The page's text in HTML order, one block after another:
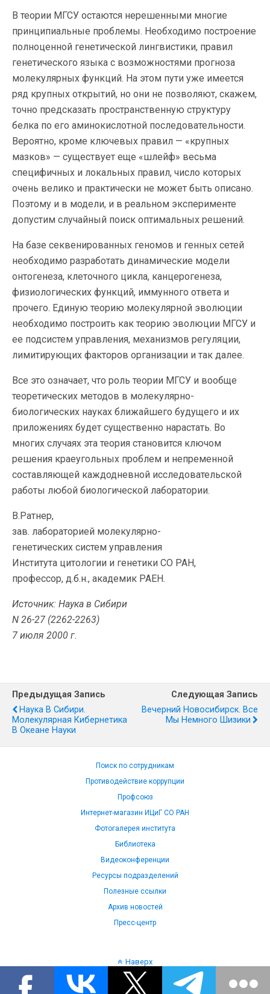
В теории МГСУ остаются нерешенными многие
принципиальные проблемы. Необходимо построение
полноценной генетической лингвистики, правил
генетического языка с возможностями прогноза
молекулярных функций. На этом пути уже имеется
ряд крупных открытий, но они не позволяют, скажем,
точно предсказать пространственную структуру
белка по его аминокислотной последовательности.
Вероятно, кроме ключевых правил — «крупных
мазков» — существует еще «шлейф» весьма
специфичных и локальных правил, число которых
очень велико и практически не может быть описано.
Поэтому и в модели, и в реальном эксперименте
допустим случайный поиск оптимальных решений.
На базе секвенированных геномов и генных сетей
необходимо разработать динамические модели
онтогенеза, клеточного цикла, канцерогенеза,
физиологических функций, иммунного ответа и
прочего. Единую теорию молекулярной эволюции
необходимо построить как теорию эволюции МГСУ и
ее подсистем управления, механизмов регуляции,
лимитирующих факторов организации и так далее.
Все это означает, что роль теории МГСУ и вообще
теоретических методов в молекулярно-
биологических науках ближайшего будущего и их
приложениях будет существенно нарастать. Во
многих случаях эта теория становится ключом
решения краеугольных проблем и непременной
составляющей каждодневной исследовательской
работы любой биологической лаборатории.
В.Ратнер,
зав. лабораторией молекулярно-
генетических систем управления
Института цитологии и генетики СО РАН,
профессор, д.б.н., академик РАЕН.
Источник: Наука в Сибири
N 26-27 (2262-2263)
7 июля 2000 г.
Предыдущая Запись
Наука В Сибири.
Молекулярная Кибернетика
В Океане Науки
Следующая Запись
Вечерний Новосибирск. Все
Мы Немного Шизики
Поиск по сотрудникам
Противодействие коррупции
Профсоюз
Интернет-магазин ИЦиГ СО РАН
Фотогалерея института
Библиотека
Видеоконференции
Ресурсы подразделений
Полезные ссылки
Архив новостей
Пресс-центр
Наверх